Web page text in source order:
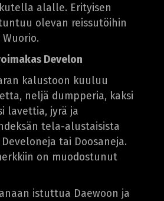
alalle. Erityisen
olevan reissutöihin
Develon
kalustoon kuuluu
neljä dumpperia, kaksi
lavettia, jyrä ja
tela-alustaisista
tai Doosaneja.
on muodostunut
istuttua Daewoon ja